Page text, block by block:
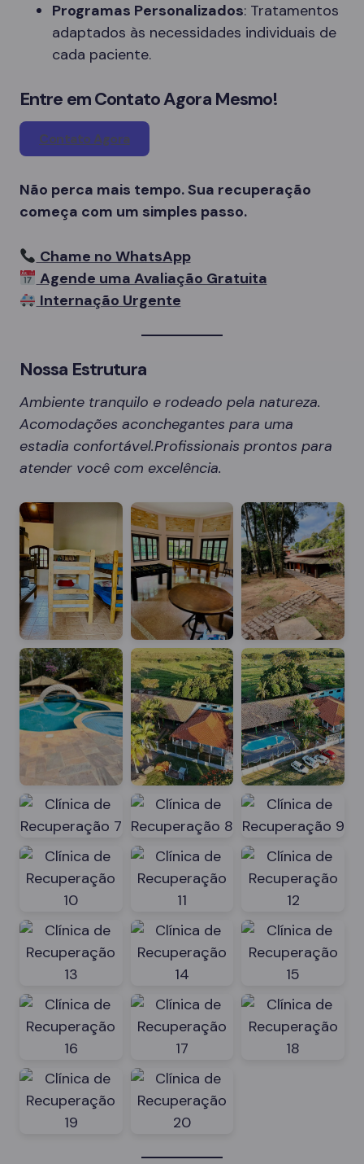
Programas Personalizados: Tratamentos
adaptados às necessidades individuais de
cada paciente.
Entre em Contato Agora Mesmo!
Contato Agora
Não perca mais tempo. Sua recuperação
começa com um simples passo.
Chame no WhatsApp
Agende uma Avaliação Gratuita
Internação Urgente
Nossa Estrutura
Ambiente tranquilo e rodeado pela natureza.
Acomodações aconchegantes para uma
estadia confortável.Profissionais prontos para
atender você com excelência.